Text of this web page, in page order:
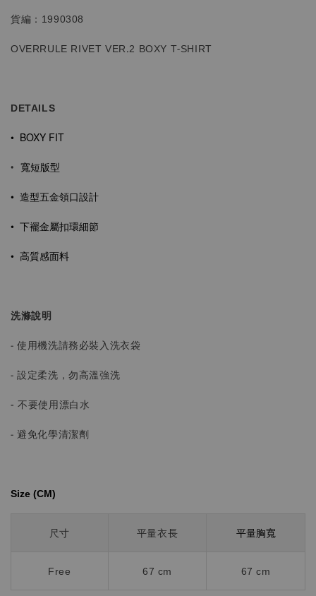
貨編：1990308
OVERRULE RIVET VER.2 BOXY T-SHIRT
DETAILS
• BOXY FIT
• 寬短版型
• 造型五金領口設計
• 下襬金屬扣環細節
• 高質感面料
洗滌說明
- 使用機洗請務必裝入洗衣袋
- 設定柔洗，勿高溫強洗
-不要使用漂白水
- 避免化學清潔劑
Size (CM)⁡⁡
尺寸 平量衣長 平量胸寬
Free 67 cm 67 cm